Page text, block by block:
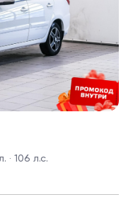
· 106 л.с.